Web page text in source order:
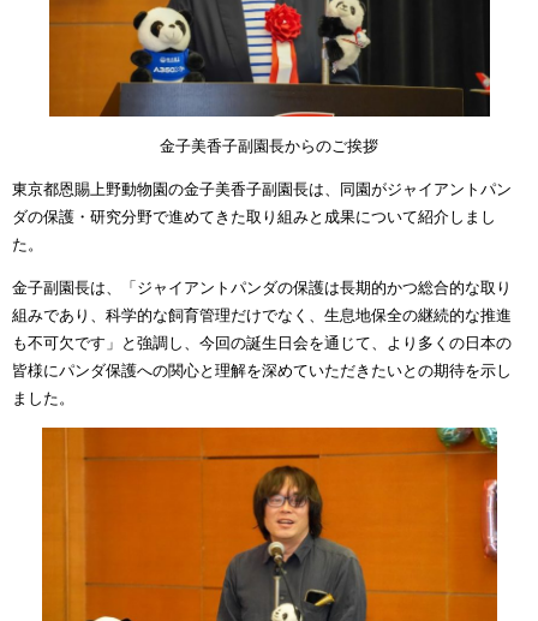
金子美香子副園長からのご挨拶
東京都恩賜上野動物園の金子美香子副園長は、同園がジャイアントパン
ダの保護・研究分野で進めてきた取り組みと成果について紹介しまし
た。
金子副園長は、「ジャイアントパンダの保護は長期的かつ総合的な取り
組みであり、科学的な飼育管理だけでなく、生息地保全の継続的な推進
も不可欠です」と強調し、今回の誕生日会を通じて、より多くの日本の
皆様にパンダ保護への関心と理解を深めていただきたいとの期待を示し
ました。